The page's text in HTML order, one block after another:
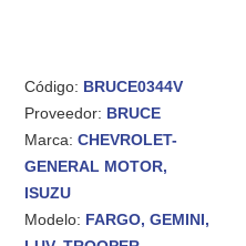
Código: BRUCE0344V
Proveedor: BRUCE
Marca:CHEVROLET-
GENERAL MOTOR,
ISUZU
Modelo: FARGO, GEMINI,